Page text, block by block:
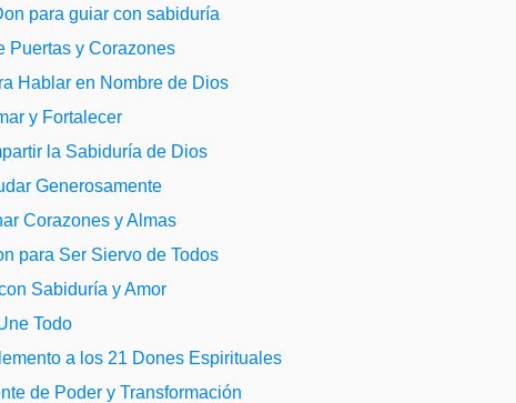
para guiar con sabiduría
Puertas y Corazones
Hablar en Nombre de Dios
y Fortalecer
la Sabiduría de Dios
Generosamente
Corazones y Almas
para Ser Siervo de Todos
Sabiduría y Amor
Todo
a los 21 Dones Espirituales
de Poder y Transformación